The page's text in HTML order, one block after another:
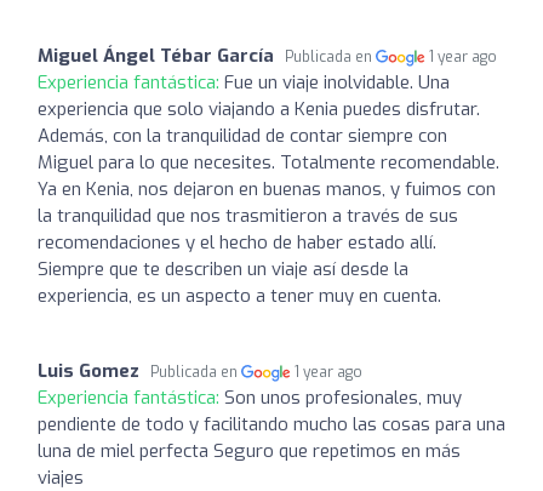
Miguel Ángel Tébar García Publicada en 1 year ago
Experiencia fantástica: Fue un viaje inolvidable. Una
experiencia que solo viajando a Kenia puedes disfrutar.
Además, con la tranquilidad de contar siempre con
Miguel para lo que necesites. Totalmente recomendable.
Ya en Kenia, nos dejaron en buenas manos, y fuimos con
la tranquilidad que nos trasmitieron a través de sus
recomendaciones y el hecho de haber estado allí.
Siempre que te describen un viaje así desde la
experiencia, es un aspecto a tener muy en cuenta.
Luis Gomez Publicada en 1 year ago
Experiencia fantástica: Son unos profesionales, muy
pendiente de todo y facilitando mucho las cosas para una
luna de miel perfecta Seguro que repetimos en más
viajes